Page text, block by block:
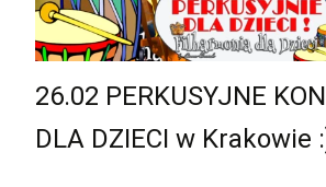
26.02 PERKUSYJNE
DLA DZIECI w Krakowie